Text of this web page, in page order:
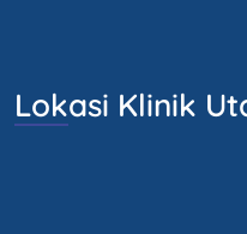
Lokasi Klinik